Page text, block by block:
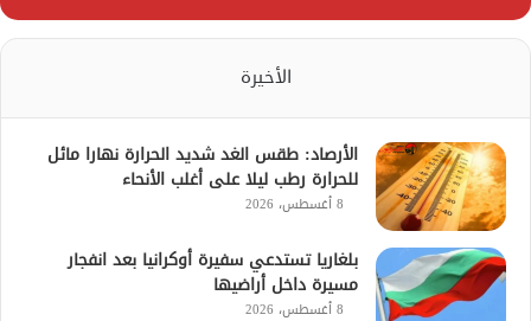
الأخيرة
الأرصاد: طقس الغد شديد الحرارة نهارا مائل
للحرارة رطب ليلا على أغلب الأنحاء
8 أغسطس، 2026
بلغاريا تستدعي سفيرة أوكرانيا بعد انفجار
مسيرة داخل أراضيها
8 أغسطس، 2026